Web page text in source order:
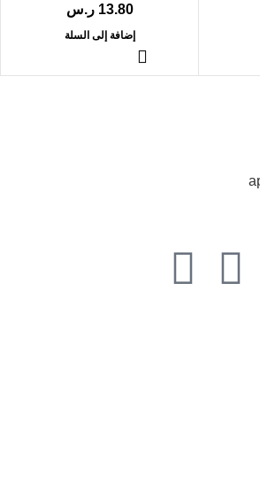
13.80 ر.س
إضافة إلى السلة